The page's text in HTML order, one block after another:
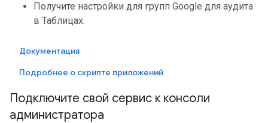
Получите настройки для групп Google для аудита
в Таблицах.
Документация
Подробнее о скрипте приложений
Подключите свой сервис к консоли
администратора